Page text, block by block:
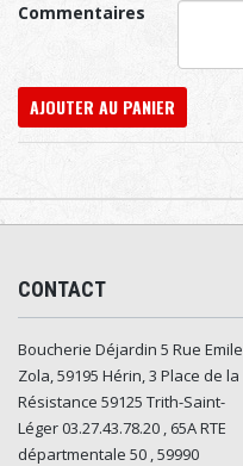
Commentaires
AJOUTER AU PANIER
CONTACT
Boucherie Déjardin 5 Rue Emile
Zola, 59195 Hérin, 3 Place de la
Résistance 59125 Trith-Saint-
Léger 03.27.43.78.20 , 65A RTE
départmentale 50 , 59990